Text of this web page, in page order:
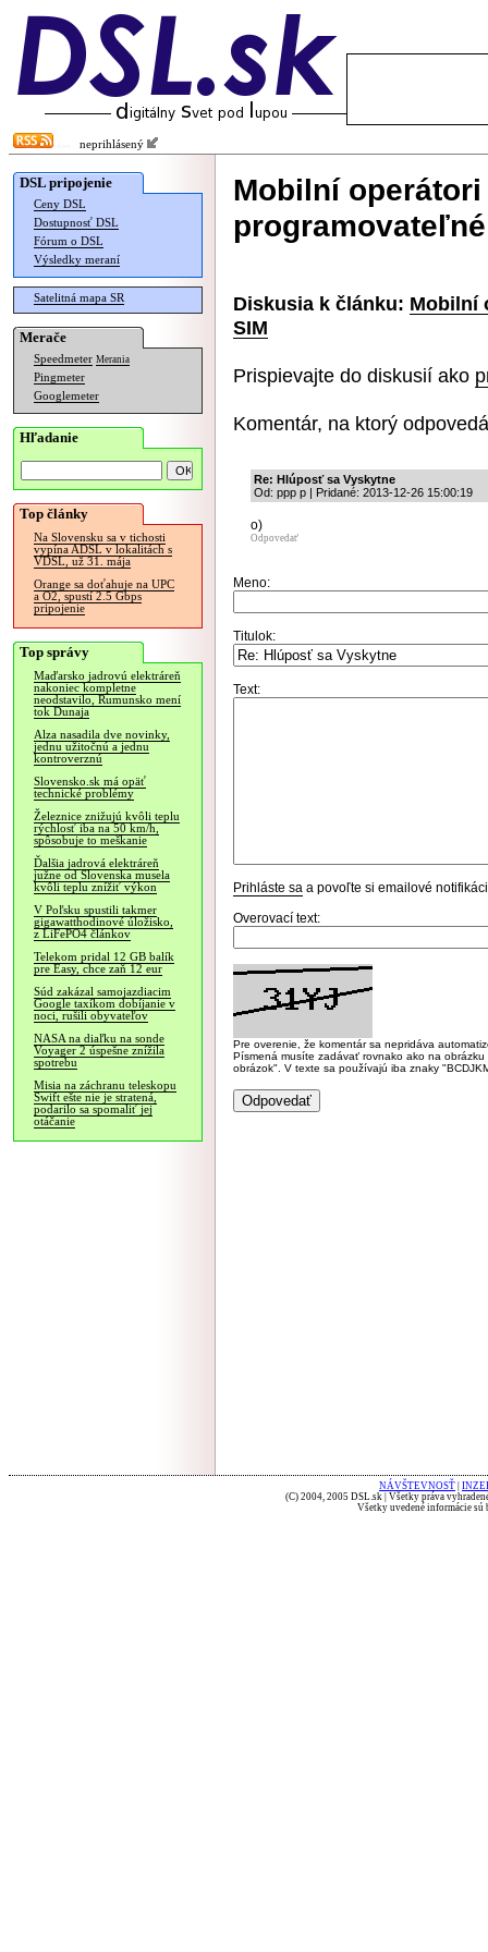
neprihlásený
DSL pripojenie
Ceny DSL
Dostupnosť DSL
Fórum o DSL
Výsledky meraní
Satelitná mapa SR
Merače
Speedmeter Merania
Pingmeter
Googlemeter
Hľadanie
Top články
Na Slovensku sa v tichosti
vypína ADSL v lokalitách s
VDSL, už 31. mája
Orange sa doťahuje na UPC
a O2, spustí 2.5 Gbps
pripojenie
Top správy
Maďarsko jadrovú elektráreň
nakoniec kompletne
neodstavilo, Rumunsko mení
tok Dunaja
Alza nasadila dve novinky,
jednu užitočnú a jednu
kontroverznú
Slovensko.sk má opäť
technické problémy
Železnice znižujú kvôli teplu
rýchlosť iba na 50 km/h,
spôsobuje to meškanie
Ďalšia jadrová elektráreň
južne od Slovenska musela
kvôli teplu znížiť výkon
V Poľsku spustili takmer
gigawatthodinové úložisko,
z LiFePO4 článkov
Telekom pridal 12 GB balík
pre Easy, chce zaň 12 eur
Súd zakázal samojazdiacim
Google taxíkom dobíjanie v
noci, rušili obyvateľov
NASA na diaľku na sonde
Voyager 2 úspešne znížila
spotrebu
Misia na záchranu teleskopu
Swift ešte nie je stratená,
podarilo sa spomaliť jej
otáčanie
Mobilní
Diskusia k článku: Mobilní
SIM
Prispievajte do diskusií ako
Komentár, na ktorý
Re: Hlúposť sa Vyskytne
Od: ppp p | Pridané: 2013-12-26 15:00:19
o)
Odpovedať
Meno:
Titulok:
Text:
Prihláste sa a povoľte si emailové
Overovací text:
Pre overenie, že komentár sa nepridáva
Písmená musíte zadávať rovnako ako na
obrázok". V texte sa používajú iba znaky
NÁVŠTEVNOSŤ
(C) 2004, 2005 DSL.sk | Všetky práva
Všetky uvedené informácie sú